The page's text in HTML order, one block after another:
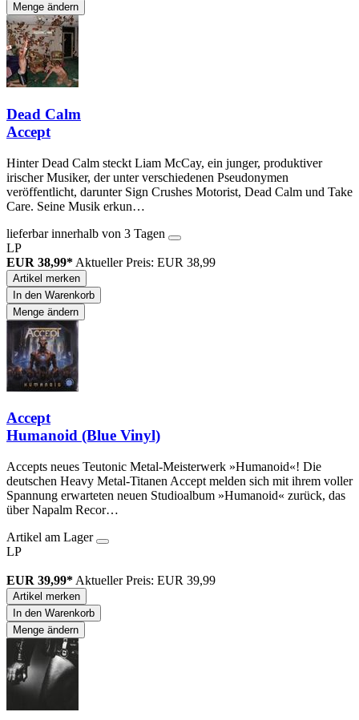
Menge ändern
Dead Calm
Accept
Hinter Dead Calm steckt Liam McCay, ein junger, produktiver
irischer Musiker, der unter verschiedenen Pseudonymen
veröffentlicht, darunter Sign Crushes Motorist, Dead Calm und Take
Care. Seine Musik erkun…
lieferbar innerhalb von 3 Tagen
LP
EUR 38,99* Aktueller Preis: EUR 38,99
Artikel merken
In den Warenkorb
Menge ändern
Accept
Humanoid (Blue Vinyl)
Accepts neues Teutonic Metal-Meisterwerk »Humanoid«! Die
deutschen Heavy Metal-Titanen Accept melden sich mit ihrem voller
Spannung erwarteten neuen Studioalbum »Humanoid« zurück, das
über Napalm Recor…
Artikel am Lager
LP
EUR 39,99* Aktueller Preis: EUR 39,99
Artikel merken
In den Warenkorb
Menge ändern